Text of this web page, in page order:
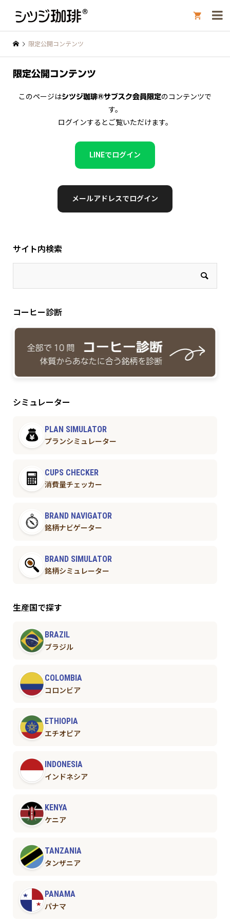

限定公開コンテンツ
限定公開コンテンツ
このページはシツジ珈琲®サブスク会員限定のコンテンツで
す。
ログインするとご覧いただけます。
LINEでログイン
メールアドレスでログイン
サイト内検索
コーヒー診断
シミュレーター
PLAN SIMULATOR
プランシミュレーター
CUPS CHECKER
消費量チェッカー
BRAND NAVIGATOR
銘柄ナビゲーター
BRAND SIMULATOR
銘柄シミュレーター
生産国で探す
BRAZIL
ブラジル
COLOMBIA
コロンビア
ETHIOPIA
エチオピア
INDONESIA
インドネシア
KENYA
ケニア
TANZANIA
タンザニア
PANAMA
パナマ